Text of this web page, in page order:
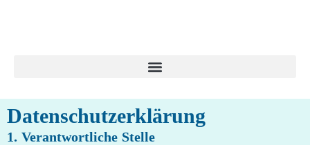
Datenschutzerklärung
1. Verantwortliche Stelle